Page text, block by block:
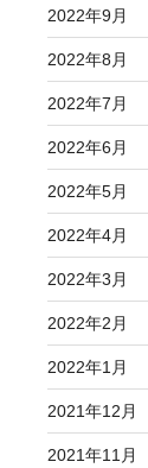
2022年9月
2022年8月
2022年7月
2022年6月
2022年5月
2022年4月
2022年3月
2022年2月
2022年1月
2021年12月
2021年11月